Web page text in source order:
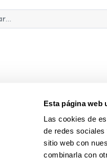
Esta página web
Las cookies de
de redes
sitio web con
combinarla con